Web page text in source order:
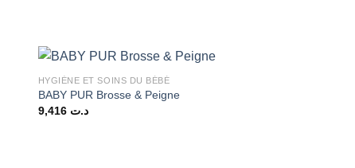
HYGIÈNE ET SOINS DU BÉBÉ
BABY PUR Brosse & Peigne
د.ت 9,416